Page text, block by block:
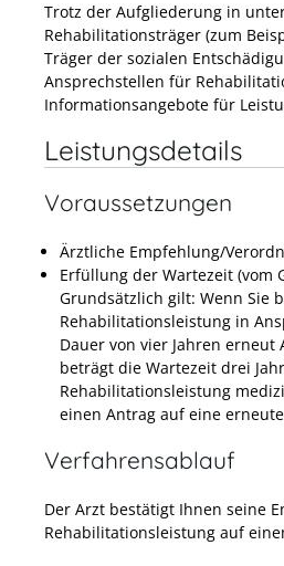
Trotz der Aufgliederung in
Rehabilitationsträger (zum
Träger der sozialen
Ansprechstellen für
Informationsangebote für
Leistungsdetails
Voraussetzungen
Ärztliche Empfehlung/
Erfüllung der Wartezeit (vom
Grundsätzlich gilt: Wenn Sie
Rehabilitationsleistung in
Dauer von vier Jahren
beträgt die Wartezeit drei
Rehabilitationsleistung
einen Antrag auf eine
Verfahrensablauf
Der Arzt bestätigt Ihnen seine
Rehabilitationsleistung auf